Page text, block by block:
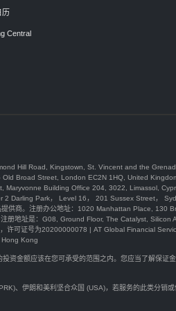
历
Central
Hill Road, Kingstown, St. Vincent and the
Old Broad Street, London EC2N 1HQ, United
Maryvonne Building Office 204, 3022, Limassol,
2 Darling Park， Level 16， 201 Sussex Street，
供商。注册办公地址：1020 Manhattan Place, 130
册地址是：G08, Ground Floor, The Catalyst, Silicon
许可证号为20200000078 | AT Global Financial
Hong Kong
资金额应该在您可承受的范围之内。您应当了解保证
、伊朗和美利坚合众国 (USA)，若服务的此类分销